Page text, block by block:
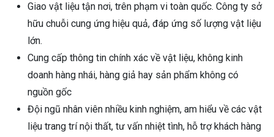
Giao vật liệu tận nơi, trên phạm vi toàn quốc. Công ty sở
hữu chuỗi cung ứng hiệu quả, đáp ứng số lượng vật liệu
lớn.
Cung cấp thông tin chính xác về vật liệu, không kinh
doanh hàng nhái, hàng giả hay sản phẩm không có
nguồn gốc
Đội ngũ nhân viên nhiều kinh nghiệm, am hiểu về các vật
liệu trang trí nội thất, tư vấn nhiệt tình, hỗ trợ khách hàng